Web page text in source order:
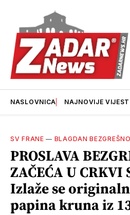
NASLOVNICA NAJNOVIJE
SV FRANE — BLAGDAN
PROSLAVA
ZAČEĆA U CRKVI
Izlaže se
papina kruna iz